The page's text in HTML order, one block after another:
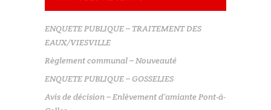
ENQUETE PUBLIQUE – TRAITEMENT DES
EAUX/VIESVILLE
Règlement communal – Nouveauté
ENQUETE PUBLIQUE – GOSSELIES
Avis de décision – Enlèvement d’amiante Pont-à-